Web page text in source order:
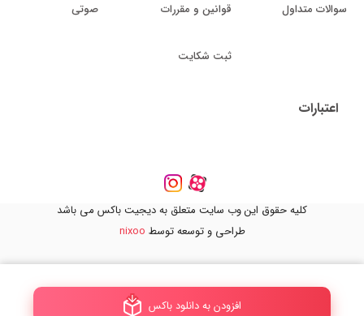
افزودن به دانلود باکس
سوالات متداول قوانین و مقررات
ثبت شکایت
صوتی
اعتبارات
کلیه حقوق این وب سایت متعلق به دیجیت باکس می باشد
طراحی و توسعه توسط nixoo